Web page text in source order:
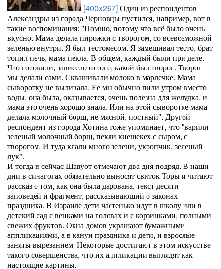
[400x267]Один из респондентов
Александры из города Черновцы пустился, например, вот в
такие воспоминания: "Помню, потому что всё было очень
вкусно. Мама делала пирожки с творогом, со всевозможной
зеленью внутри. Я был тестомесом. Я замешивал тесто, брат
топил печь, мама пекла. В общем, каждый были при деле.
Что готовили, зависело оттого, какой был творог. Творог
мы делали сами. Сквашивали молоко в марлечке. Мама
сыворотку не выливала. Ее мы обычно пили утром вместо
воды, она была, оказывается, очень полезна для желудка, и
мама это очень хорошо знала. Или на этой сыворотке мама
делала молочный борщ, не мясной, постный". Другой
респондент из города Хотина тоже упоминает, что "варили
зеленый молочный борщ, пекли кнешекех с сыром, с
творогом. И туда клали много зелени, укропчик, зеленый
лук".
И тогда и сейчас Шавуот отмечают два дня подряд. В наши
дни в синагогах обязательно выносят свиток Торы и читают
рассказ о том, как она была дарована, текст десяти
заповедей и фрагмент, рассказывающий о законах
праздника. В Израиле дети частенько идут в школу или в
детский сад с венками на головах и с корзинками, полными
свежих фруктов. Окна домов украшают бумажными
аппликациями, а в канун праздника и дети, и взрослые
заняты вырезанием. Некоторые достигают в этом искусстве
такого совершенства, что их аппликации выглядят как
настоящие картины.